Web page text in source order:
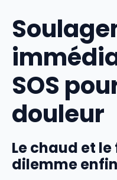
SOS
douleur
Le chaud et
dilemme